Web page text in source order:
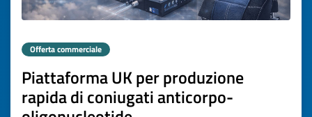
Offerta commerciale
Piattaforma UK per produzione
rapida di coniugati anticorpo-